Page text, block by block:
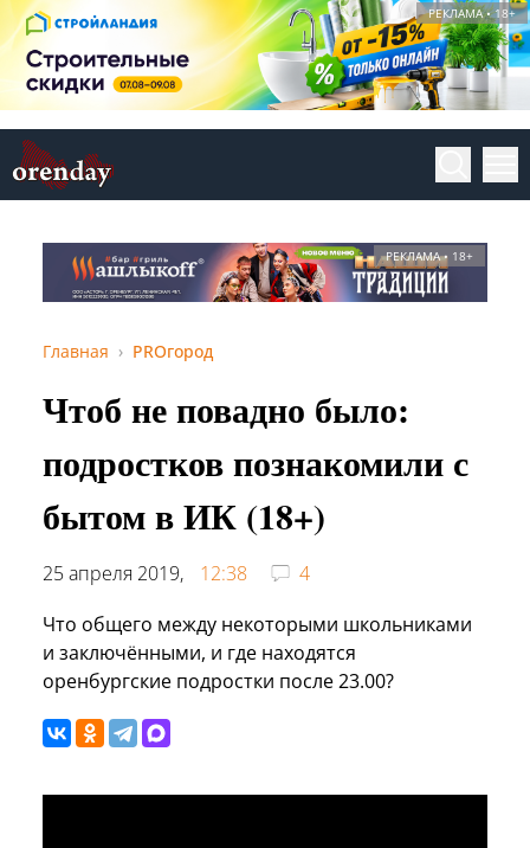
РЕКЛАМА • 18+
РЕКЛАМА • 18+
Главная PROгород
Чтоб не повадно было:
подростков познакомили с
бытом в ИК (18+)
25 апреля 2019, 12:38
4
Что общего между некоторыми школьниками
и заключёнными, и где находятся
оренбургские подростки после 23.00?